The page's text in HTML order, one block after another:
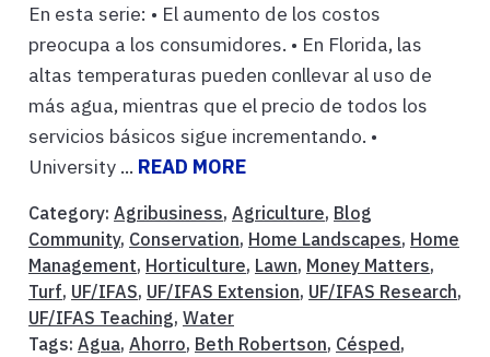
En esta serie: • El aumento de los costos
preocupa a los consumidores. • En Florida, las
altas temperaturas pueden conllevar al uso de
más agua, mientras que el precio de todos los
servicios básicos sigue incrementando. •
University ... READ MORE
Category: Agribusiness, Agriculture, Blog
Community, Conservation, Home Landscapes, Home
Management, Horticulture, Lawn, Money Matters,
Turf, UF/IFAS, UF/IFAS Extension, UF/IFAS Research,
UF/IFAS Teaching, Water
Tags: Agua, Ahorro, Beth Robertson, Césped ,